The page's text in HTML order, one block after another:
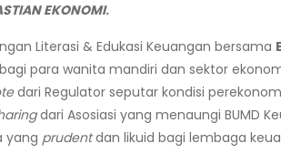
EKONOMI.
Literasi & Edukasi Keuangan bersama
bagi para wanita mandiri dan sektor
dari Regulator seputar kondisi
dari Asosiasi yang menaungi BUMD
yang prudentdan likuid bagi lembaga